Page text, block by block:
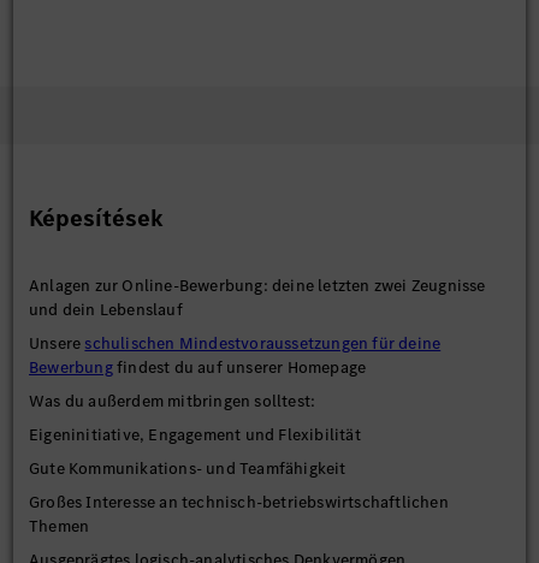
Képesítések
Anlagen zur Online-Bewerbung: deine letzten zwei Zeugnisse
und dein Lebenslauf
Unsere schulischen Mindestvoraussetzungen für deine
Bewerbungfindest du auf unserer Homepage
Was du außerdem mitbringen solltest:
Eigeninitiative, Engagement und Flexibilität
Gute Kommunikations- und Teamfähigkeit
Großes Interesse an technisch-betriebswirtschaftlichen
Themen